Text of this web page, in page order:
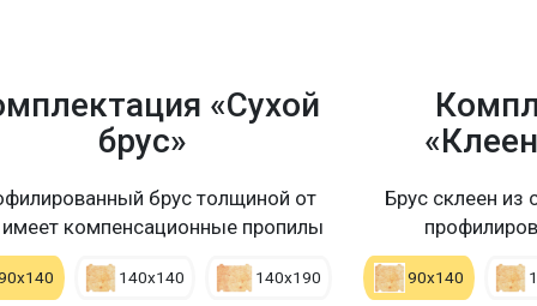
«Сухой
брус»
брус толщиной от
компенсационные пропилы
140х140 140х190
Брус склеен из
90х140